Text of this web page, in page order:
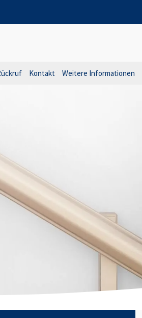
Kontakt Weitere Informationen